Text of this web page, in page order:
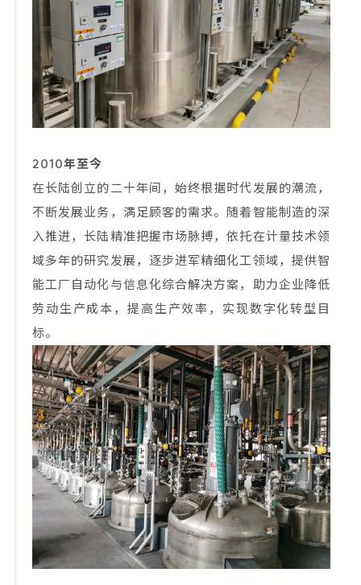
2010年至今
在长陆创立的二十年间，始终根据时代发展的潮流，
不断发展业务，满足顾客的需求。随着智能制造的深
入推进，长陆精准把握市场脉搏，依托在计量技术领
域多年的研究发展，逐步进军精细化工领域， 提供智
能工厂自动化与信息化综合解决方案， 助力企业降低
劳动生产成本，提高生产效率，实现数字化转型目
标。